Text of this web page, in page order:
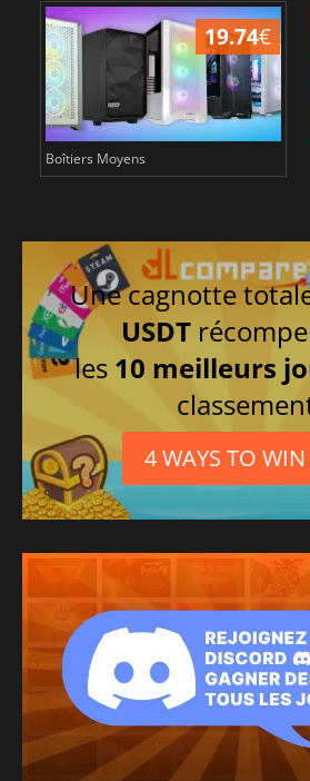
19.74€
Boîtiers Moyens
Une cagnotte
USDT
les 10 meilleurs
4 WAYS TO